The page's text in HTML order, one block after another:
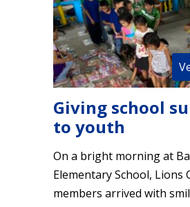
Giving school
to youth
On a bright morning at
Elementary School, Lions
members arrived with